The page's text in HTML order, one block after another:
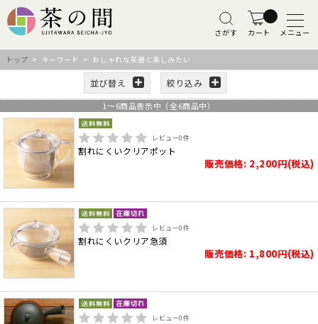
さがす カート メニュー
トップ > キーワード > おしゃれな茶器と楽しみたい
並び替え 絞り込み
1 ～6商品表示中（全6商品中）
レビュー0件
割れにくいクリアポット
販売価格: 2,200円(税込)
レビュー0件
割れにくいクリア急須
販売価格: 1,800円(税込)
レビュー0件